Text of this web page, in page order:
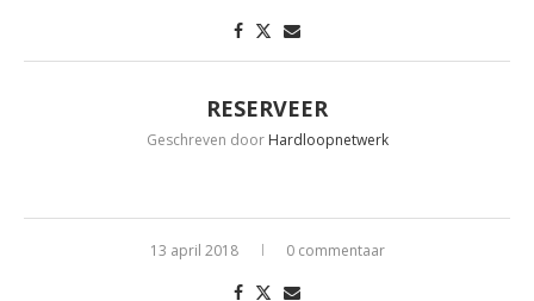
RESERVEER
Geschreven door Hardloopnetwerk
13 april 2018 0 commentaar